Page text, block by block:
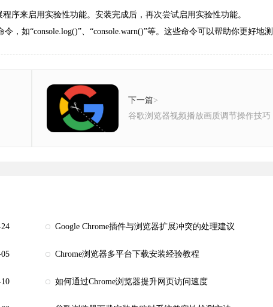
序来启用实验性功能。安装完成后，再次尝试启用实验性功能。
如“console.log()”、“console.warn()”等。这些命令可以帮助你更好地测
下一篇>
谷歌浏览器视频播放画质调节操作技巧
Google Chrome插件与浏览器扩展冲突的处理建议
Chrome浏览器多平台下载安装经验教程
如何通过Chrome浏览器提升网页访问速度